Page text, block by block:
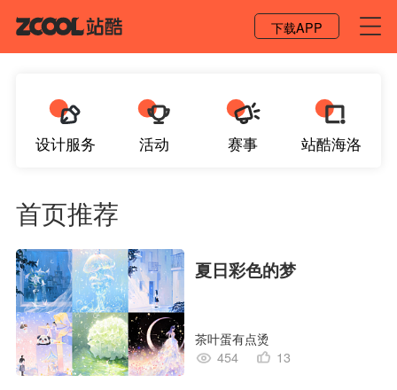
下载APP
设计服务 活动 赛事 站酷海洛
首页推荐
夏日彩色的梦
茶叶蛋有点烫
454
13